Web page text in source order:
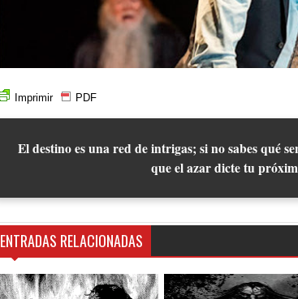
Imprimir PDF
El destino es una red de intrigas; si no sabes qué
que el azar dicte tu
ENTRADAS RELACIONADAS